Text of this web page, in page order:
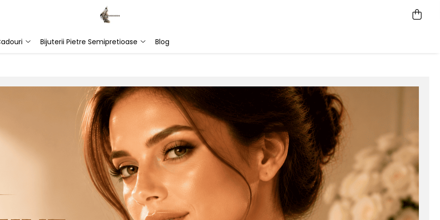
Bijuterii Pietre Semipretioase Blog